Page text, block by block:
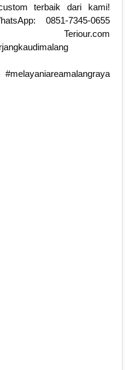
terbaik dari kami!
0851-7345-0655